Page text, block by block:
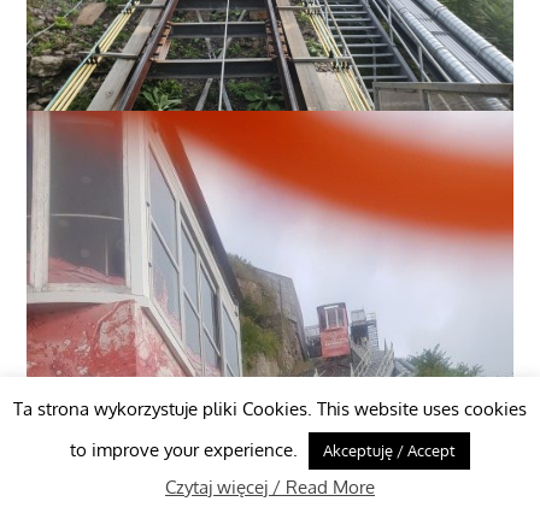
Ta strona wykorzystuje pliki Cookies. This website uses cookies
to improve your experience.
Akceptuję / Accept
Czytaj więcej / Read More